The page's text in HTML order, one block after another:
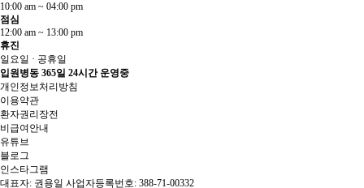
10:00 am ~ 04:00 pm
점심
12:00 am ~ 13:00 pm
휴진
일요일 · 공휴일
입원병동 365일 24시간 운영중
개인정보처리방침
이용약관
환자권리장전
비급여안내
유튜브
블로그
인스타그램
대표자: 권용일 사업자등록번호: 388-71-00332